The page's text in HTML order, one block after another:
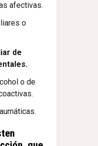
afectivas.
o
de
o de